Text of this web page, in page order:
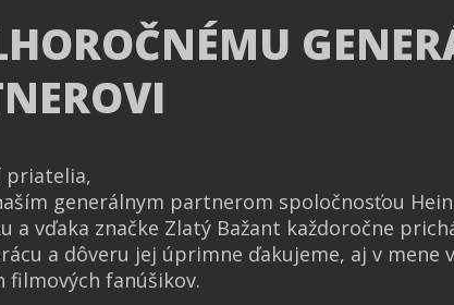
priatelia,
generálnym partnerom spoločnosťou
vďaka značke Zlatý Bažant každoročne
a dôveru jej úprimne ďakujeme, aj v mene
filmových fanúšikov.